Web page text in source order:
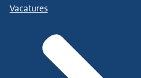
Vacatures